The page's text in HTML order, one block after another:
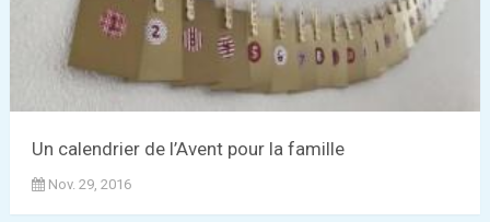
Un calendrier de l’Avent pour la famille
Nov. 29, 2016